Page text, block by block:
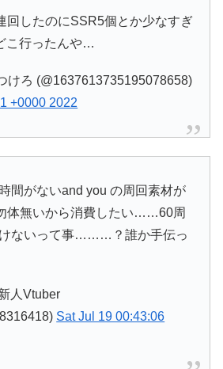
回したのにSSR5個とか少なすぎ
こ行ったんや…
けろ (@1637613735195078658)
+0000 2022
間がないand you の周回素材が
無いから消費したい……60周
けないって事………？誰か手伝っ
人Vtuber
Sat Jul 19 00:43:06